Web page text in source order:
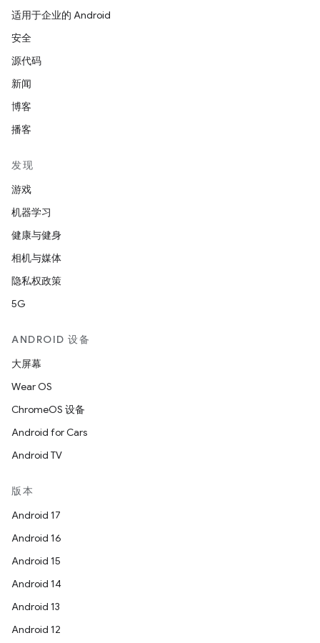
适用于企业的 Android
安全
源代码
新闻
博客
播客
发现
游戏
机器学习
健康与健身
相机与媒体
隐私权政策
5G
ANDROID 设备
大屏幕
Wear OS
ChromeOS 设备
Android for Cars
Android TV
版本
Android 17
Android 16
Android 15
Android 14
Android 13
Android 12